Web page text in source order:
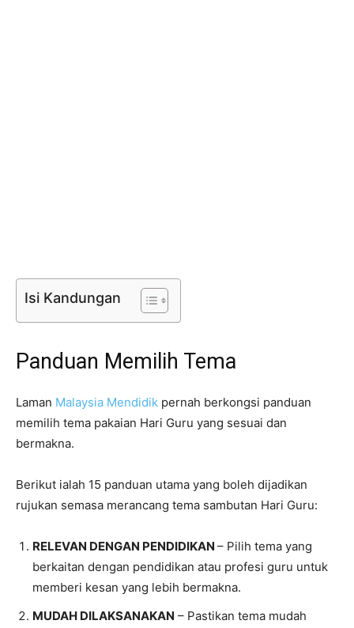
Isi Kandungan
Panduan Memilih Tema
Laman Malaysia Mendidik pernah berkongsi panduan
memilih tema pakaian Hari Guru yang sesuai dan
bermakna.
Berikut ialah 15 panduan utama yang boleh dijadikan
rujukan semasa merancang tema sambutan Hari Guru:
RELEVAN DENGAN PENDIDIKAN – Pilih tema yang
berkaitan dengan pendidikan atau profesi guru untuk
memberi kesan yang lebih bermakna.
MUDAH DILAKSANAKAN – Pastikan tema mudah